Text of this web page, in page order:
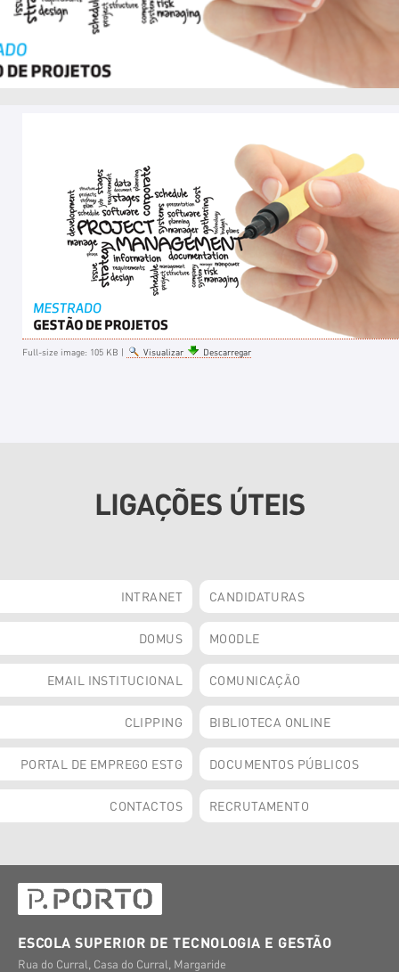
Full-size image: 105 KB | Visualizar Descarregar
LIGAÇÕES ÚTEIS
INTRANET CANDIDATURAS
DOMUS MOODLE
EMAIL INSTITUCIONAL COMUNICAÇÃO
CLIPPING BIBLIOTECA ONLINE
PORTAL DE EMPREGO ESTG DOCUMENTOS PÚBLICOS
CONTACTOS RECRUTAMENTO
ESCOLA SUPERIOR DE TECNOLOGIA E GESTÃO
Rua do Curral, Casa do Curral, Margaride